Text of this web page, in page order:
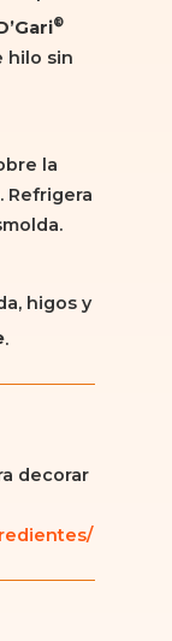
®
hilo sin
la
Refrigera
higos y
.
decorar